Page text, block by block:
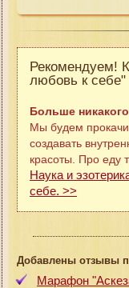
Рекомендуем!
любовь к себе"
Больше
Мы будем
создавать
красоты. Про еду
Наука и
себе. >>
Добавлены отзывы
Марафон